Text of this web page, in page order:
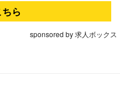
ら
sponsored by 求人ボックス